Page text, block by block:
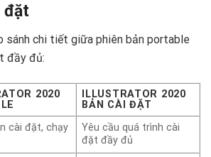
đặt
sánh chi tiết giữa phiên bản portable
đầy đủ:
2020
ILLUSTRATOR 2020
BẢN CÀI ĐẶT
cài đặt, chạy
Yêu cầu quá trình cài
đặt đầy đủ